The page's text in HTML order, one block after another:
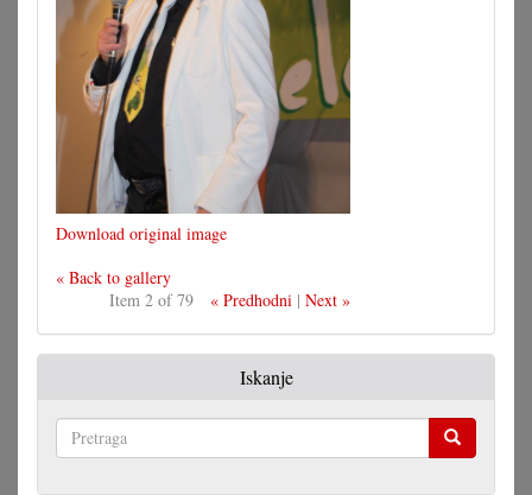
Download original image
« Back to gallery
Item 2 of 79
« Predhodni | Next »
Iskanje